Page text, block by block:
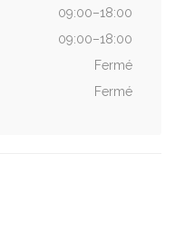
09:00–18:00
09:00–18:00
Fermé
Fermé